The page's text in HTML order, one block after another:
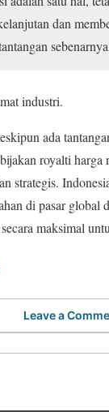
dan
industri.
ada
royalti
strategis.
di pasar global
maksimal
Leave a